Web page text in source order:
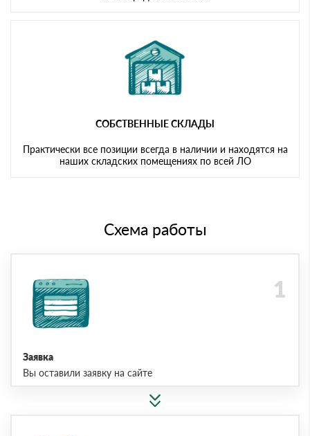
СОБСТВЕННЫЕ СКЛАДЫ
Практически все позиции всегда в наличии и находятся на
наших складских помещениях по всей ЛО
Схема работы
Заявка
Вы оставили заявку на сайте